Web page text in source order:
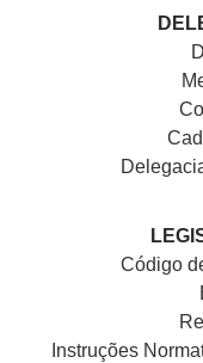
Código
Instruções